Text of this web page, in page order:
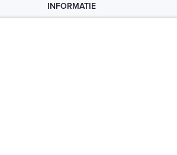
INFORMATIE